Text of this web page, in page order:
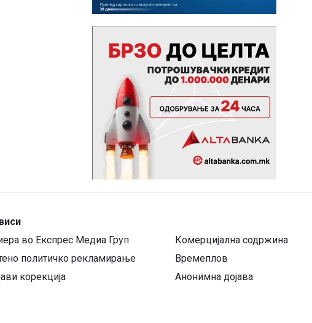
во Експрес Медиа Груп
Комерцијална содржина
политичко рекламирање
Времеплов
корекција
Анонимна дојава